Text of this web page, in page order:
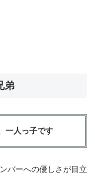
弟
一人っ子です
バーへの優しさが目立